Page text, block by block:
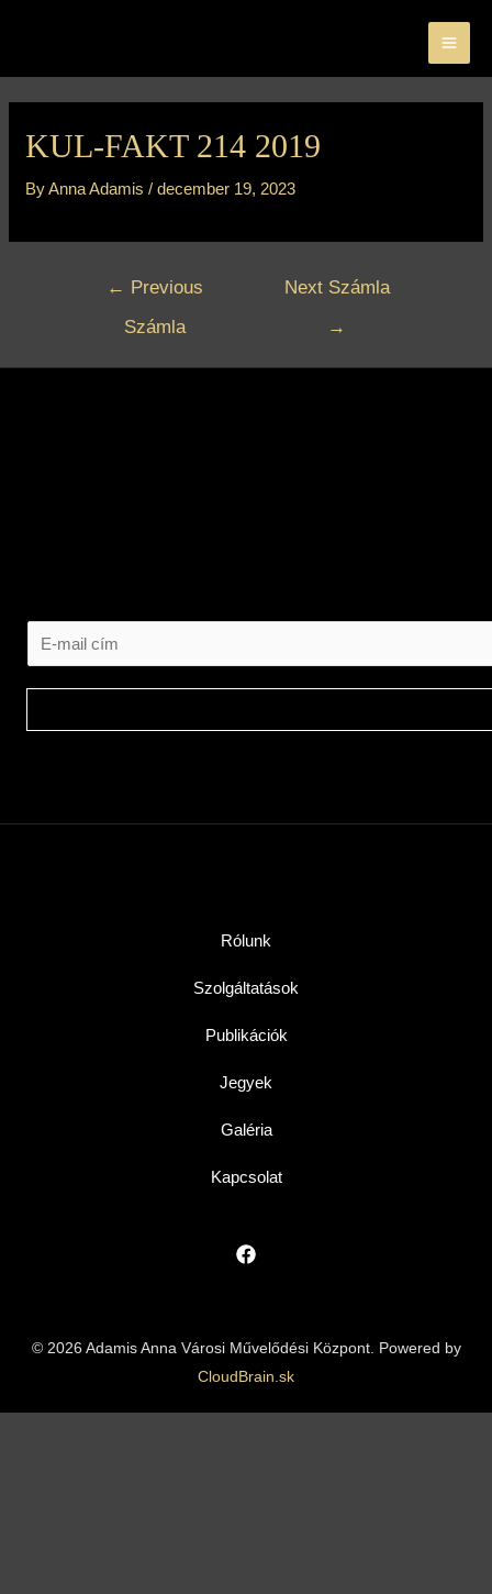
content
KUL-FAKT 214 2019
ByAnna Adamis/december 19, 2023
← Previous
Számla
Next Számla
→
Rólunk
Szolgáltatások
Publikációk
Jegyek
Galéria
Kapcsolat
© 2026 Adamis Anna Városi Művelődési Központ. Powered by
CloudBrain.sk